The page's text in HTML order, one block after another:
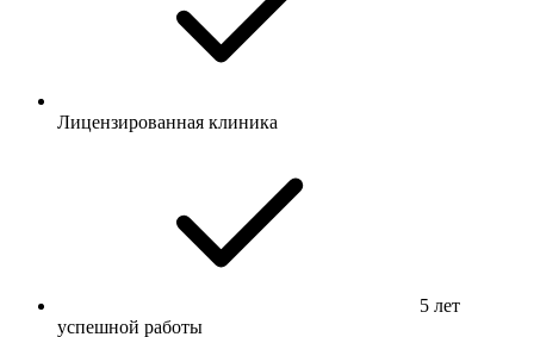
Лицензированная клиника
5 лет
успешной работы